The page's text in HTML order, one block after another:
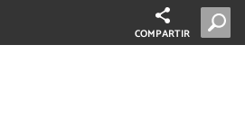
COMPARTIR